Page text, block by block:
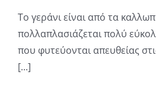
Το γεράνι είναι από τα
πολλαπλασιάζεται πολύ
που φυτεύονται απευθείας
[...]